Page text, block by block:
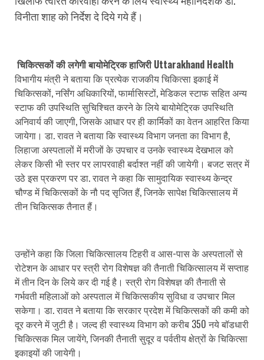
विनीता शाह को निर्देश दे दिये गये हैं।
चिकित्सकों की लगेगी बायोमेट्रिक हाजिरी Uttarakhand Health
विभागीय मंत्री ने बताया कि प्रत्येक राजकीय चिकित्सा इकाई में
चिकित्सकों, नर्सिंग अधिकारियों, फार्मासिस्टों, मेडिकल स्टाफ सहित अन्य
स्टाफ की उपस्थिति सुचिश्चित करने के लिये बायोमेट्रिक उपस्थिति
अनिवार्य की जाएगी, जिसके आधार पर ही कार्मिकों का वेतन आहरित किया
जायेगा। डा. रावत ने बताया कि स्वास्थ्य विभाग जनता का विभाग है,
लिहाजा अस्पतालों में मरीजों के उपचार व उनके स्वास्थ्य देखभाल को
लेकर किसी भी स्तर पर लापरवाही बर्दाश्त नहीं की जायेगी। बजट सत्र में
उठे इस प्रकरण पर डा. रावत ने कहा कि सामुदायिक स्वास्थ्य केन्द्र
चौण्ड में चिकित्सकों के नौ पद सृजित हैं, जिनके सापेक्ष चिकित्सालय में
तीन चिकित्सक तैनात हैं।
उन्होंने कहा कि जिला चिकित्सालय टिहरी व आस-पास के अस्पतालों से
रोटेशन के आधार पर स्त्री रोग विशेषज्ञ की तैनाती चिकित्सालय में सप्ताह
में तीन दिन के लिये कर दी गई है। स्त्री रोग विशेषज्ञ की तैनाती से
गर्भवती महिलाओं को अस्पताल में चिकित्सकीय सुविधा व उपचार मिल
सकेगा। डा. रावत ने बताया कि सरकार प्रदेश में चिकित्सकों की कमी को
दूर करने में जुटी है। जल्द ही स्वास्थ्य विभाग को करीब 350 नये बॉडधारी
चिकित्सक मिल जायेंगे, जिनकी तैनाती सुदूर व पर्वतीय क्षेत्रों के चिकित्सा
इकाइयों की जायेगी।